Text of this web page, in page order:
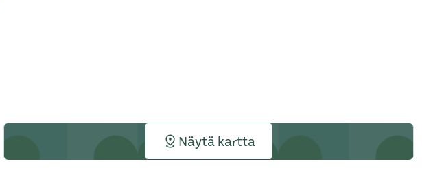
Näytä kartta